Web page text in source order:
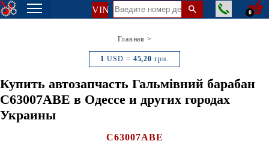
VIN 0
Главная >
1 USD = 45,20 грн.
Купить автозапчасть Гальмівний барабан
C63007ABE в Одессе и других городах
Украины
C63007ABE